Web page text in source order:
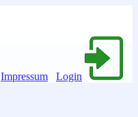
Impressum Login